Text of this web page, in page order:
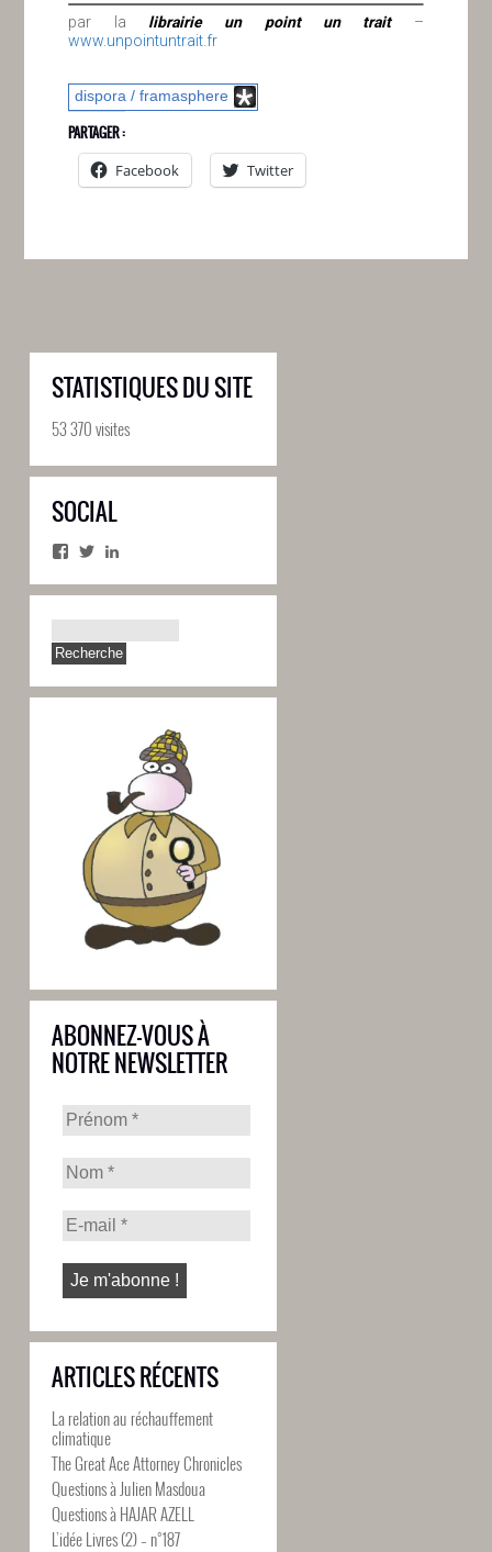
par la librairie un point un trait–
www.unpointuntrait.fr
dispora / framasphere
PARTAGER :
Facebook
Twitter
STATISTIQUES DU SITE
53 370 visites
SOCIAL
Facebook
Twitter
ABONNEZ-VOUS À
NOTRE NEWSLETTER
ARTICLES RÉCENTS
La relation au réchauffement
climatique
The Great Ace Attorney Chronicles
Questions à Julien Masdoua
Questions à HAJAR AZELL
L’idée Livres (2) – n°187